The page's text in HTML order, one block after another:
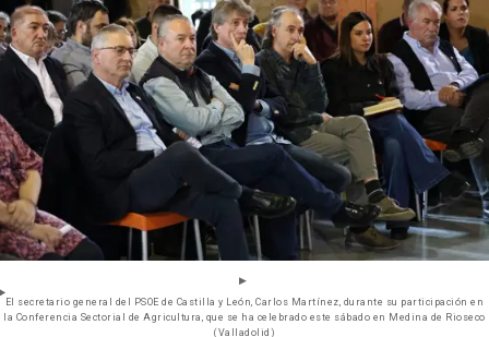
El secretario general del PSOE de Castilla y León, Carlos Martínez, durante su participación en
la Conferencia Sectorial de Agricultura, que se ha celebrado este sábado en Medina de Rioseco
(Valladolid)